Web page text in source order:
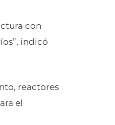
con
indicó
reactores
el